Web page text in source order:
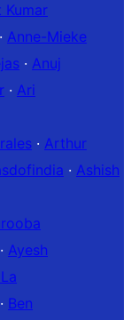
Kumar
· Anne-Mieke
· Anuj
· Ari
· Arthur
· Ashish
· Ayesh
· Ben